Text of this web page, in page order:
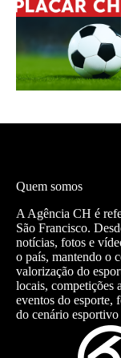
Quem somos
A Agência CH é
São Francisco.
notícias, fotos e
o país, mantendo o
valorização do
locais, competições
eventos do esporte,
do cenário